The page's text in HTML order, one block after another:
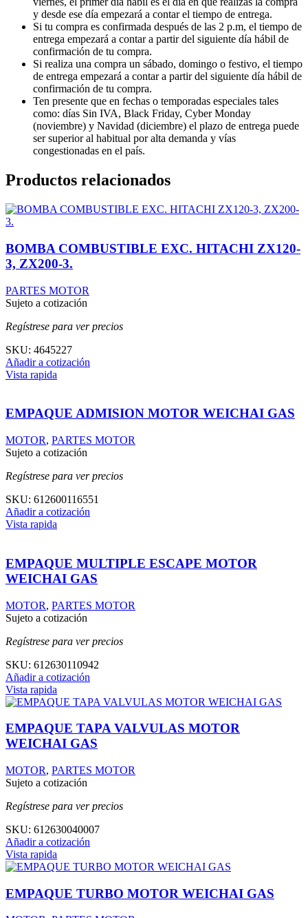
y desde ese día empezará a contar el tiempo de entrega.
Si tu compra es confirmada después de las 2 p.m, el tiempo de
entrega empezará a contar a partir del siguiente día hábil de
confirmación de tu compra.
Si realiza una compra un sábado, domingo o festivo, el tiempo
de entrega empezará a contar a partir del siguiente día hábil de
confirmación de tu compra.
Ten presente que en fechas o temporadas especiales tales
como: días Sin IVA, Black Friday, Cyber Monday
(noviembre) y Navidad (diciembre) el plazo de entrega puede
ser superior al habitual por alta demanda y vías
congestionadas en el país.
Productos relacionados
BOMBA COMBUSTIBLE EXC. HITACHI ZX120-
3, ZX200-3.
PARTES MOTOR
Sujeto a cotización
Regístrese para ver precios
SKU: 4645227
Añadir a cotización
Vista rapida
EMPAQUE ADMISION MOTOR WEICHAI GAS
MOTOR, PARTES MOTOR
Sujeto a cotización
Regístrese para ver precios
SKU: 612600116551
Añadir a cotización
Vista rapida
EMPAQUE MULTIPLE ESCAPE MOTOR
WEICHAI GAS
MOTOR, PARTES MOTOR
Sujeto a cotización
Regístrese para ver precios
SKU: 612630110942
Añadir a cotización
Vista rapida
EMPAQUE TAPA VALVULAS MOTOR
WEICHAI GAS
MOTOR, PARTES MOTOR
Sujeto a cotización
Regístrese para ver precios
SKU: 612630040007
Añadir a cotización
Vista rapida
EMPAQUE TURBO MOTOR WEICHAI GAS